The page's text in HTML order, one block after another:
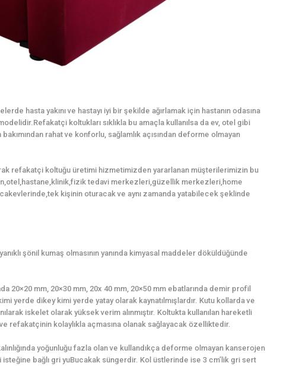
hasta yakını ve hastayı iyi bir şekilde ağırlamak için hastanın odasına
koltukları sıklıkla bu amaçla kullanılsa da ev, otel gibi
rahat ve konforlu, sağlamlık açısından deforme olmayan
refakatçi koltuğu üretimi hizmetimizden yararlanan müşterilerimizin bu
tedavi merkezleri,güzellik merkezleri,home
kişinin oturacak ve aynı zamanda yatabilecek şeklinde
şönil kumaş olmasının yanında kimyasal maddeler döküldüğünde
20×20 mm, 20×30 mm, 20x 40 mm, 20×50 mm ebatlarında demir profil
yerde dikey kimi yerde yatay olarak kaynatılmışlardır. Kutu kollarda ve
iskelet olarak yüksek verim alınmıştır. Koltukta kullanılan hareketli
refakatçinin kolaylıkla açmasına olanak sağlayacak özelliktedir.
yoğunluğu fazla olan ve kullandıkça deforme olmayan kanserojen
bağlı gri yuBucakak süngerdir. Kol üstlerinde ise 3 cm’lik gri sert